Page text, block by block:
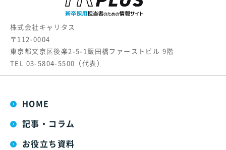
株式会社キャリタス
〒112-0004
東京都文京区後楽2-5-1飯田橋ファーストビル 9階
TEL 03-5804-5500 （代表）
HOME
記事・コラム
お役立ち資料